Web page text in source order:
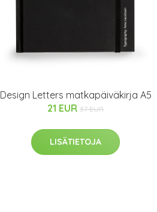
Design Letters matkapäiväkirja A5
21 EUR 37 EUR
LISÄTIETOJA